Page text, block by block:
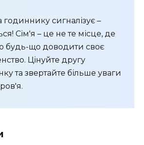
годиннику сигналізує –
Сім'я – це не те місце, де
будь-що доводити своє
Цінуйте другу
та звертайте більше уваги